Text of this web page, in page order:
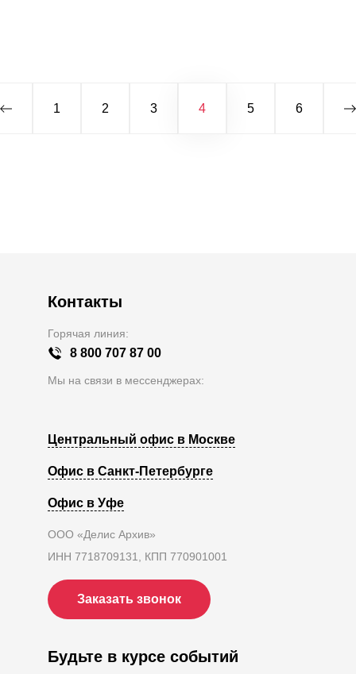
1 2 3 4 5 6
Контакты
Горячая линия:
8 800 707 87 00
Мы на связи в мессенджерах:
Центральный офис в Москве
Офис в Санкт-Петербурге
Офис в Уфе
ООО «Делис Архив»
ИНН 7718709131, КПП 770901001
Заказать звонок
Будьте в курсе событий